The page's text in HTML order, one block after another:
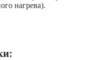
нагрева).